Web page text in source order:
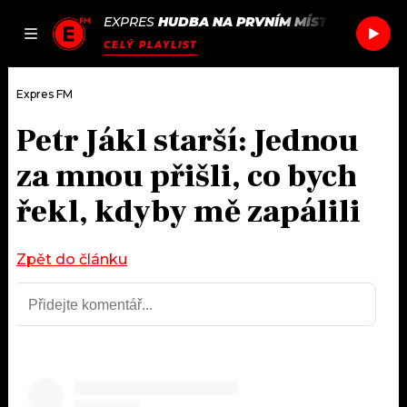
JAK
SEZNAM.CZ
EXPRES HUDBA NA PRVNÍM MÍSTĚ
CELÝ PLAYLIST
DOMŮ
ČLÁNKY
HUDBA
ROZHOVORY
Expres FM
Petr Jákl starší: Jednou
za mnou přišli, co bych
řekl, kdyby mě zapálili
Zpět do článku